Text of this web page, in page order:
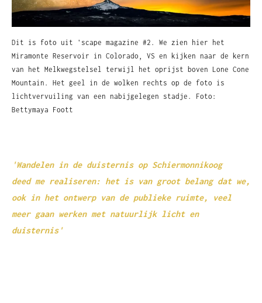
Dit is foto uit 'scape magazine #2. We zien hier het
Miramonte Reservoir in Colorado, VS en kijken naar de kern
van het Melkwegstelsel terwijl het oprijst boven Lone Cone
Mountain. Het geel in de wolken rechts op de foto is
lichtvervuiling van een nabijgelegen stadje. Foto:
Bettymaya Foott
'Wandelen in de duisternis op Schiermonnikoog
deed me realiseren: het is van groot belang dat we,
ook in het ontwerp van de publieke ruimte, veel
meer gaan werken met natuurlijk licht en
duisternis'